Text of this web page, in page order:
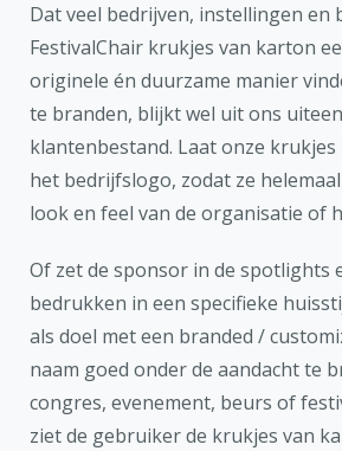
Dat veel bedrijven, instellingen en
FestivalChair krukjes van karton
originele én duurzame manier
te branden, blijkt wel uit ons
klantenbestand. Laat onze
het bedrijfslogo, zodat ze
look en feel van de organisatie of
Of zet de sponsor in de spotlights
bedrukken in een specifieke
als doel met een branded /
naam goed onder de aandacht te
congres, evenement, beurs of
ziet de gebruiker de krukjes van